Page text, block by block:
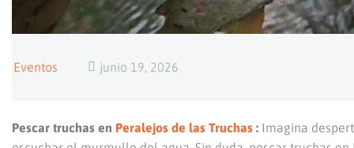
Eventos junio 19, 2026
Pescar truchas en Peralejos de las Truchas : Imagina